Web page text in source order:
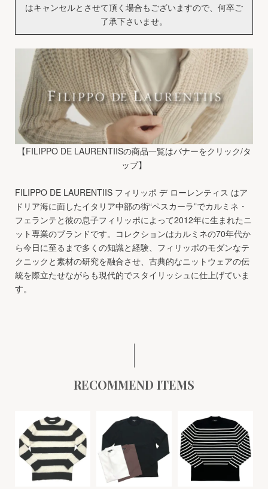
はキャンセルとさせて頂く場合もございますので、何卒ご
了承下さいませ。
【FILIPPO DE LAURENTIISの商品一覧はバナーをクリック/タ
ップ】
FILIPPO DE LAURENTIIS フィリッポ デ ローレンティス はア
ドリア海に面したイタリア中部の街“ペスカーラ”でカルミネ・
フェランテと彼の息子フィリッポによって2012年に生まれたニ
ット専業のブランドです。コレクションはカルミネの70年代か
ら今日に至るまで多くの知識と経験、フィリッポのモダンなテ
クニックと素材の研究を融合させ、古典的なニットウェアの伝
統を際立たせながらも現代的でスタイリッシュに仕上げていま
す。
RECOMMEND ITEMS